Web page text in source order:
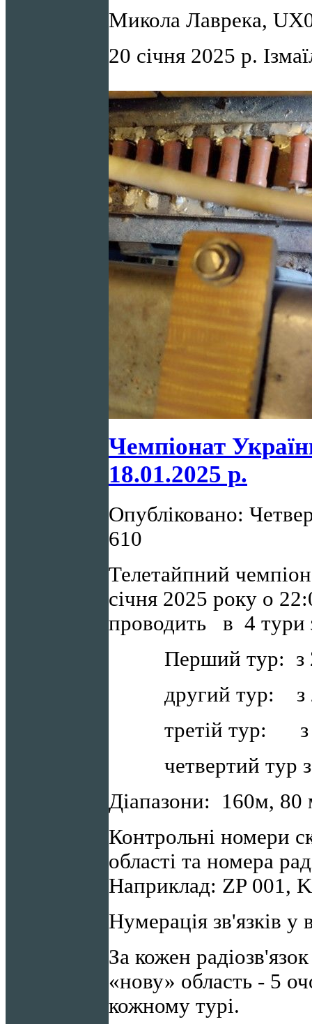
Микола Лаврека,
20 січня 2025 р.
Чемпіонат
18.01.2025 р.
Опубліковано:
610
Телетайпний
січня 2025 року о
проводить в 4 тури
Перший тур: з
другий тур: з
третій тур: з
четвертий тур з
Діапазони: 160м, 80
Контрольні номери
області та номера
Наприклад: ZP 001,
Нумерація зв'язків у
За кожен
«нову» область - 5
кожному турі.